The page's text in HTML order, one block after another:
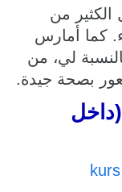
من
كما أمارس
لي، من
بصحة جيدة.
(داخل